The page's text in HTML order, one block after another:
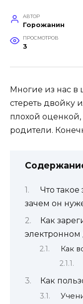
АВТОР
Горожанин
ПРОСМОТРОВ
3
Многие из нас в
стереть двойку
плохой оценкой,
родители.
Что
зачем он
Как
Как
Как